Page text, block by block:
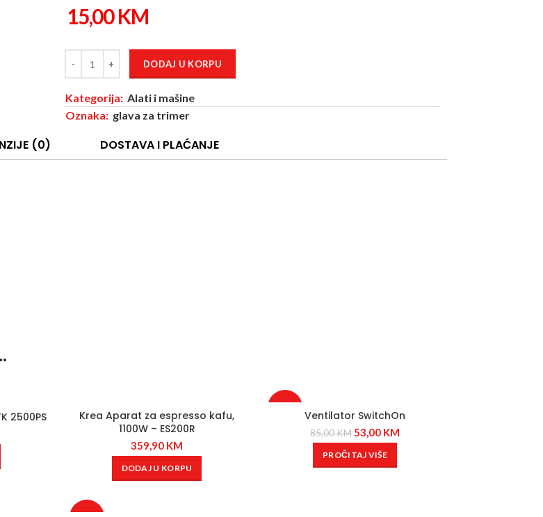
15,00KM
DODAJ U KORPU
Kategorija: Alati i mašine
Oznaka: glava za trimer
(0) DOSTAVA I PLAĆANJE
2500PS
Krea Aparat za espresso kafu,
1100W – ES200R
359,90 KM
DODAJ U KORPU
Ventilator SwitchOn
85,00KM 53,00 KM
PROČITAJ VIŠE